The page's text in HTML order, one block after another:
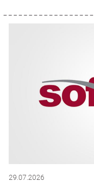
29.07.2026